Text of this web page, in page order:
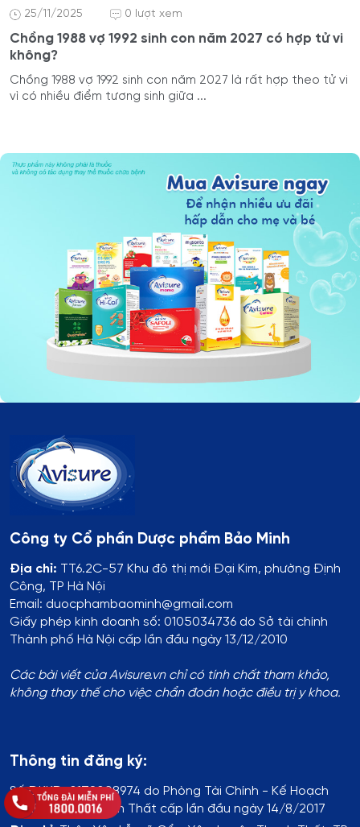
25/11/2025 0 lượt xem
Chồng 1988 vợ 1992 sinh con năm 2027 có hợp tử vi
không?
Chồng 1988 vợ 1992 sinh con năm 2027 là rất hợp theo tử vi
vì có nhiều điểm tương sinh giữa ...
Công ty Cổ phần Dược phẩm Bảo Minh
Địa chỉ: TT6.2C-57 Khu đô thị mới Đại Kim, phường Định
Công, TP Hà Nội
Email: duocphambaominh@gmail.com
Giấy phép kinh doanh số: 0105034736 do Sở tài chính
Thành phố Hà Nội cấp lần đầu ngày 13/12/2010
Các bài viết của Avisure.vn chỉ có tính chất tham khảo,
không thay thế cho việc chẩn đoán hoặc điều trị y khoa.
Thông tin đăng ký:
Số ĐKKD:01T8008974 do Phòng Tài Chính - Kế Hoạch
UBND Huyện Thạch Thất cấp lần đầu ngày 14/8/2017